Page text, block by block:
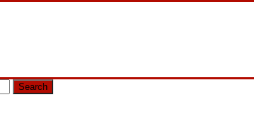
Search